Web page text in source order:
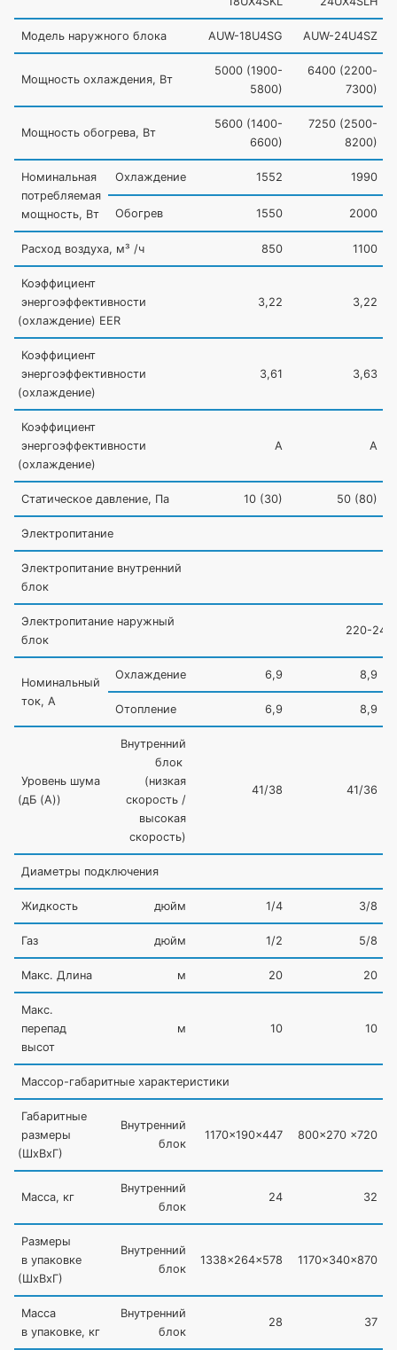
Модель наружного блока AUW-18U4SG AUW-24U4SZ
Мощность охлаждения, Вт
5000 (1900-
5800)
6400 (2200-
7300)
Мощность обогрева, Вт
5600 (1400-
6600)
7250 (2500-
8200)
Номинальная
потребляемая
мощность, Вт
Охлаждение 1552 1990
Обогрев 1550 2000
Расход воздуха, м³ /ч 850 1100
Коэффициент
энергоэффективности
(охлаждение) EER
3,22 3,22
Коэффициент
энергоэффективности
(охлаждение)
3,61 3,63
Коэффициент
энергоэффективности
(охлаждение)
А А
Статическое давление, Па 10 (30) 50 (80)
Электропитание
Электропитание внутренний
блок
Электропитание наружный
блок
220-
Номинальный
ток, А
Охлаждение 6,9 8,9
Отопление 6,9 8,9
Уровень шума
(дБ (A))
Внутренний
блок
(низкая
скорость /
высокая
скорость)
41/38 41/36
Диаметры подключения
Жидкость дюйм 1/4 3/8
Газ дюйм 1/2 5/8
Макс. Длина м 20 20
Макс.
перепад
высот
м 10 10
Массор-габаритные характеристики
Габаритные
размеры
(ШхВхГ)
Внутренний
блок
1170x190x447 800x270 x720
Масса, кг
Внутренний
блок
24 32
Размеры
в упаковке
(ШхВхГ)
Внутренний
блок
1338x264x578 1170x340x870
Масса
в упаковке, кг
Внутренний
блок
28 37